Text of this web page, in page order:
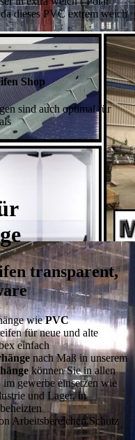
dieses PVC extrem weich
Shop
sind auch optimal für
transparent,
wiePVC
für neue und alte
einfach
nach Maß in unserem
können Sie in allen
gewerbe einsetzen wie
und Lager, in
Arbeitsbereichen,Schutz